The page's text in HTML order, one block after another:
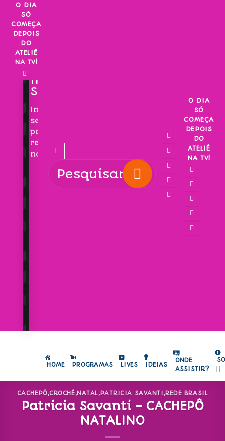
Skip
content
O DIA
SÓ
COMEÇA
DEPOIS
DO
ATELIÊ
NA TV!
INSCREVA-
SE!
Inscreva-
se
para
receber
novidades!
O DIA
SÓ
COMEÇA
DEPOIS
DO
ATELIÊ
NA TV!
HOME PROGRAMAS LIVES IDEIAS
ONDE
ASSISTIR?
CACHEPÔ,CROCHÊ,NATAL, PATRICIA SAVANTI ,REDE BRASIL
Patricia Savanti – CACHEPÔ
NATALINO